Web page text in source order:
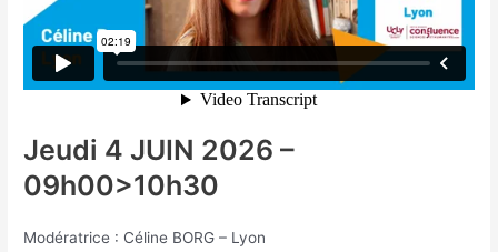
Jeudi 4 JUIN 2026 –
09h00>10h30
Modératrice : Céline BORG – Lyon